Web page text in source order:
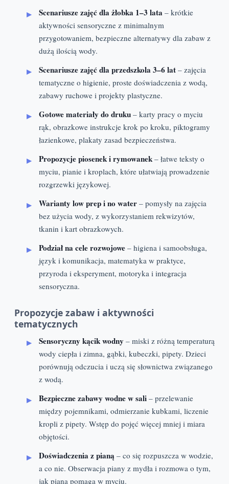
Scenariusze zajęć dla żłobka 1–3 lata – krótkie
aktywności sensoryczne z minimalnym
przygotowaniem, bezpieczne alternatywy dla zabaw z
dużą ilością wody.
Scenariusze zajęć dla przedszkola 3–6 lat – zajęcia
tematyczne o higienie, proste doświadczenia z wodą,
zabawy ruchowe i projekty plastyczne.
Gotowe materiały do druku – karty pracy o myciu
rąk, obrazkowe instrukcje krok po kroku, piktogramy
łazienkowe, plakaty zasad bezpieczeństwa.
Propozycje piosenek i rymowanek – łatwe teksty o
myciu, pianie i kroplach, które ułatwiają prowadzenie
rozgrzewki językowej.
Warianty low prep i no water – pomysły na zajęcia
bez użycia wody, z wykorzystaniem rekwizytów,
tkanin i kart obrazkowych.
Podział na cele rozwojowe – higiena i samoobsługa,
język i komunikacja, matematyka w praktyce,
przyroda i eksperyment, motoryka i integracja
sensoryczna.
Propozycje zabaw i aktywności
tematycznych
Sensoryczny kącik wodny – miski z różną temperaturą
wody ciepła i zimna, gąbki, kubeczki, pipety. Dzieci
porównują odczucia i uczą się słownictwa związanego
z wodą.
Bezpieczne zabawy wodne w sali – przelewanie
między pojemnikami, odmierzanie kubkami, liczenie
kropli z pipety. Wstęp do pojęć więcej mniej i miara
objętości.
Doświadczenia z pianą – co się rozpuszcza w wodzie,
a co nie. Obserwacja piany z mydła i rozmowa o tym,
jak piana pomaga w myciu.